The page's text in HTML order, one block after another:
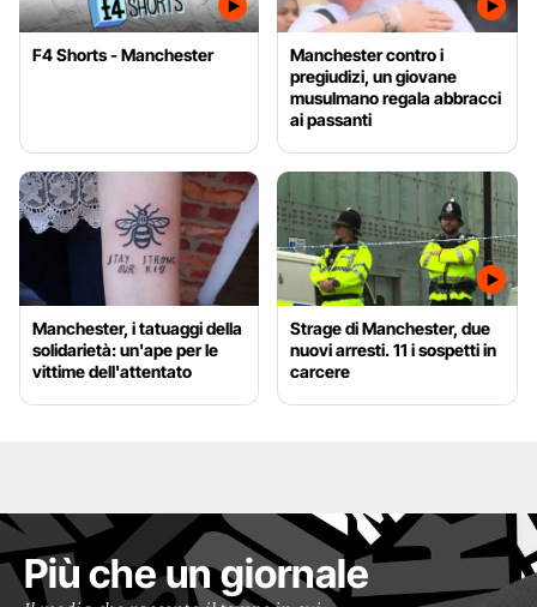
F4 Shorts - Manchester
Manchester contro i
pregiudizi, un giovane
musulmano regala abbracci
ai passanti
Manchester, i tatuaggi della
solidarietà: un'ape per le
vittime dell'attentato
Strage di Manchester, due
nuovi arresti. 11 i sospetti in
carcere
Più che un giornale